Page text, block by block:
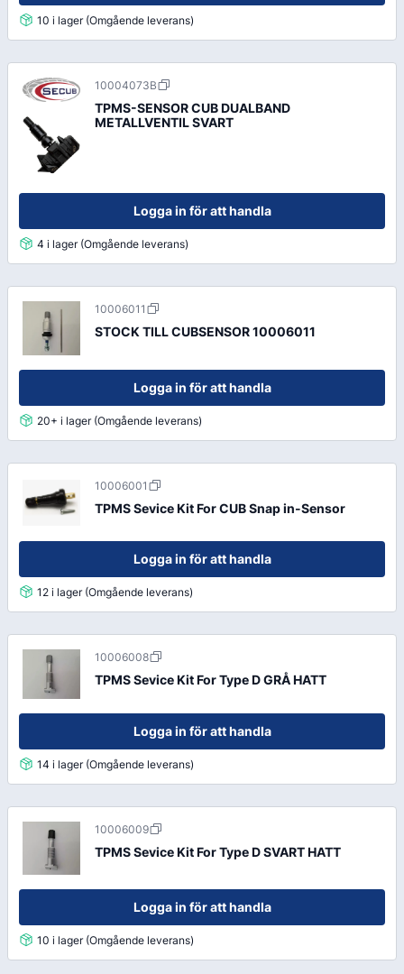
10 i lager (Omgående leverans)
10004073B
TPMS-SENSOR CUB DUALBAND
METALLVENTIL SVART
Logga in för att handla
4 i lager (Omgående leverans)
10006011
STOCK TILL CUBSENSOR 10006011
Logga in för att handla
20+ i lager (Omgående leverans)
10006001
TPMS Sevice Kit For CUB Snap in-Sensor
Logga in för att handla
12 i lager (Omgående leverans)
10006008
TPMS Sevice Kit For Type D GRÅ HATT
Logga in för att handla
14 i lager (Omgående leverans)
10006009
TPMS Sevice Kit For Type D SVART HATT
Logga in för att handla
10 i lager (Omgående leverans)